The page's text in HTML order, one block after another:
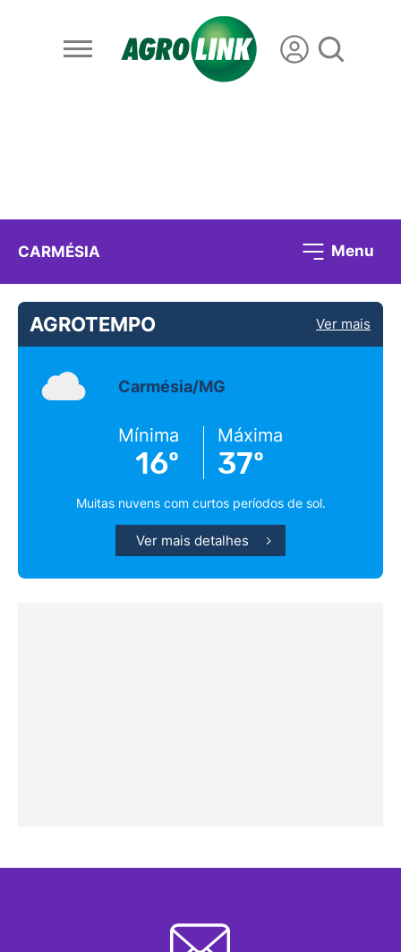
CARMÉSIA Menu
AGROTEMPO Ver mais
Carmésia/MG
Mínima
16º
Máxima
37º
Muitas nuvens com curtos períodos de sol.
Ver mais detalhes